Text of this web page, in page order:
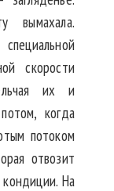
вымахала.
скорости
их и
когда
потоком
отвозит
На